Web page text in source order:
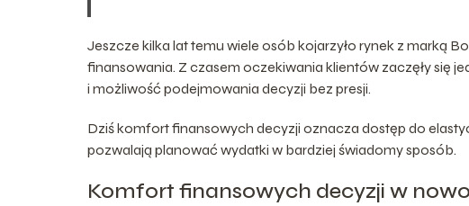
Jeszcze kilka lat temu wiele osób kojarzyło rynek z marką
finansowania. Z czasem oczekiwania klientów zaczęły się
i możliwość podejmowania decyzji bez presji.
Dziś komfort finansowych decyzji oznacza dostęp do
pozwalają planować wydatki w bardziej świadomy sposób.
Komfort finansowych decyzji w